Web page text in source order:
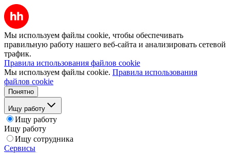
Мы используем файлы cookie, чтобы обеспечивать
правильную работу нашего веб-сайта и анализировать сетевой
трафик.
Правила использования файлов cookie
Мы используем файлы cookie. Правила использования
файлов cookie
Понятно
Ищу работу
Ищу работу
Ищу работу
Ищу сотрудника
Сервисы